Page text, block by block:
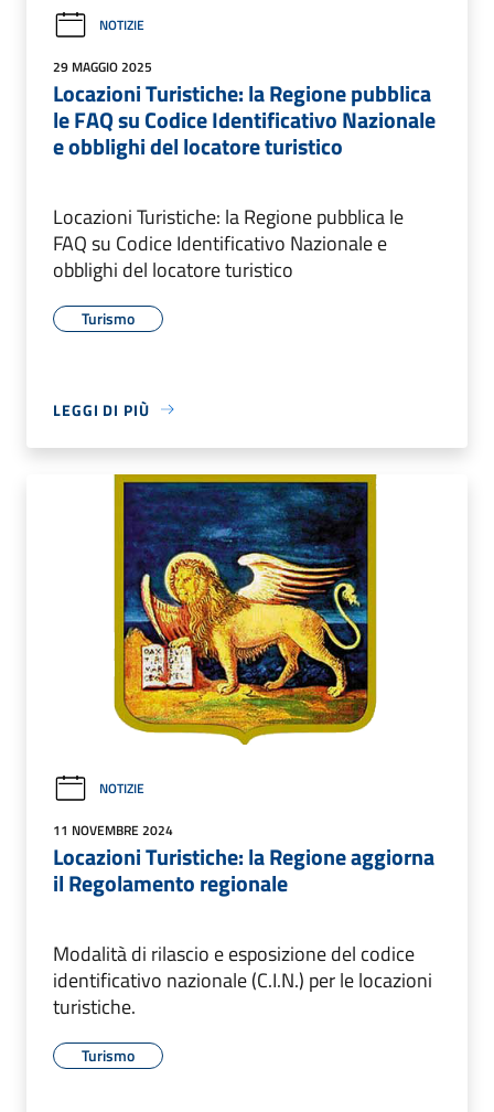
NOTIZIE
29 MAGGIO 2025
Locazioni Turistiche: la Regione pubblica
le FAQ su Codice Identificativo Nazionale
e obblighi del locatore turistico
Locazioni Turistiche: la Regione pubblica le
FAQ su Codice Identificativo Nazionale e
obblighi del locatore turistico
Turismo
LEGGI DI PIÙ
NOTIZIE
11 NOVEMBRE 2024
Locazioni Turistiche: la Regione aggiorna
il Regolamento regionale
Modalità di rilascio e esposizione del codice
identificativo nazionale (C.I.N.) per le locazioni
turistiche.
Turismo